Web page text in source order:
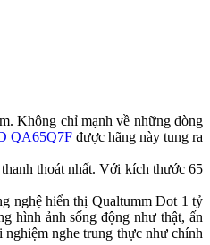
Không chỉ mạnh về những dòng
QA65Q7Fđược hãng này tung ra
thoát nhất. Với kích thước 65
nghệ hiển thị Qualtumm Dot 1 tỷ
hình ảnh sống động như thật, ấn
nghe trung thực như chính